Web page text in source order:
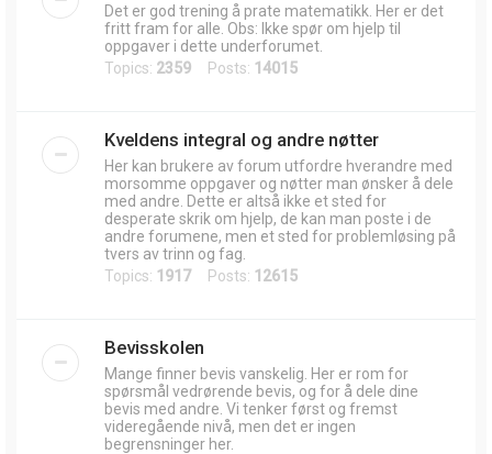
Det er god trening å prate matematikk. Her er det
fritt fram for alle. Obs: Ikke spør om hjelp til
oppgaver i dette underforumet.
Topics: 2359 Posts: 14015
Kveldens integral og andre nøtter
Her kan brukere av forum utfordre hverandre med
morsomme oppgaver og nøtter man ønsker å dele
med andre. Dette er altså ikke et sted for
desperate skrik om hjelp, de kan man poste i de
andre forumene, men et sted for problemløsing på
tvers av trinn og fag.
Topics: 1917Posts: 12615
Bevisskolen
Mange finner bevis vanskelig. Her er rom for
spørsmål vedrørende bevis, og for å dele dine
bevis med andre. Vi tenker først og fremst
videregående nivå, men det er ingen
begrensninger her.